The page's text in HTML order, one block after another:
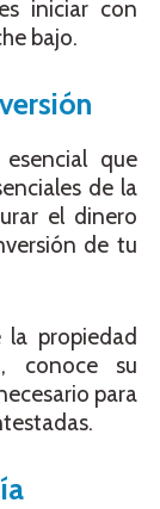
iniciar con
bajo.
que
de la
el dinero
de tu
propiedad
conoce su
para